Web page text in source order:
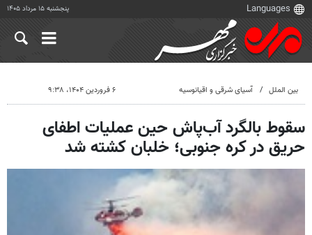
پنجشنبه ۱۵ مرداد ۱۴۰۵
بین الملل آسیای شرقی و اقیانوسیه ۶ فروردین ۱۴۰۴، ۹:۳۸
سقوط بالگرد آب‌پاش حین عملیات اطفای
حریق در کره جنوبی؛ خلبان کشته شد